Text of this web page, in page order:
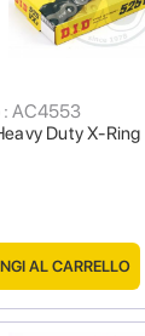
Duty X-
: AC4553
AL CARRELLO